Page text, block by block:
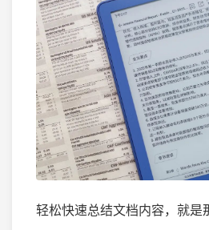
轻松快速总结文档内容，就是